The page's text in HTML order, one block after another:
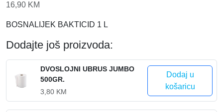
16,90 KM
BOSNALIJEK BAKTICID 1 L
Dodajte još proizvoda:
DVOSLOJNI UBRUS JUMBO
500GR.
3,80 KM
Dodaj u
košaricu